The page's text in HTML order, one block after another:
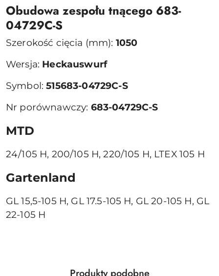
Obudowa zespołu tnącego 683-
04729C-S
Szerokość cięcia (mm): 1050
Wersja: Heckauswurf
Symbol:515683-04729C-S
Nr porównawczy: 683-04729C-S
MTD
24/105 H, 200/105 H, 220/105 H, LTEX 105 H
Gartenland
GL 15,5-105 H, GL 17.5-105 H, GL 20-105 H, GL
22-105 H
Produkty